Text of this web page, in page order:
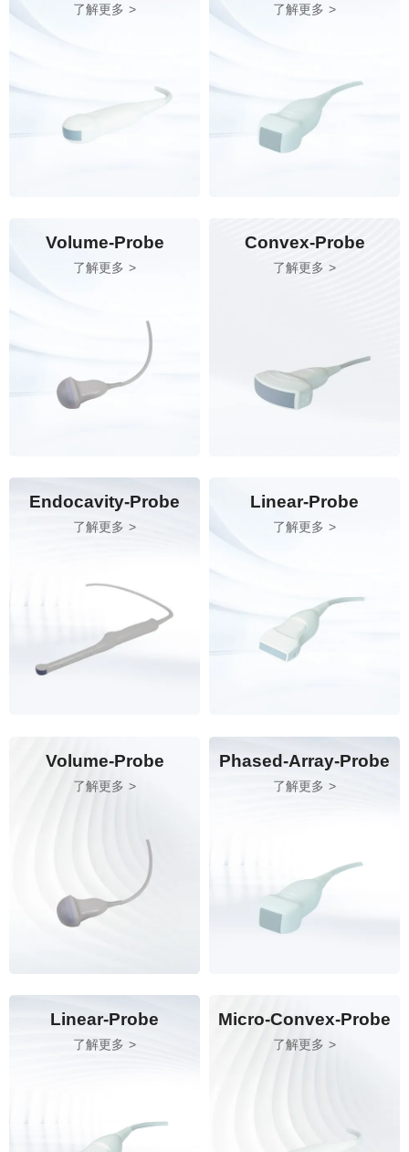
了解更多 了解更多
Volume-Probe
了解更多
Convex-Probe
了解更多
Endocavity-Probe
了解更多
Linear-Probe
了解更多
Volume-Probe
了解更多
Phased-Array-Probe
了解更多
Linear-Probe
了解更多
Micro-Convex-Probe
了解更多